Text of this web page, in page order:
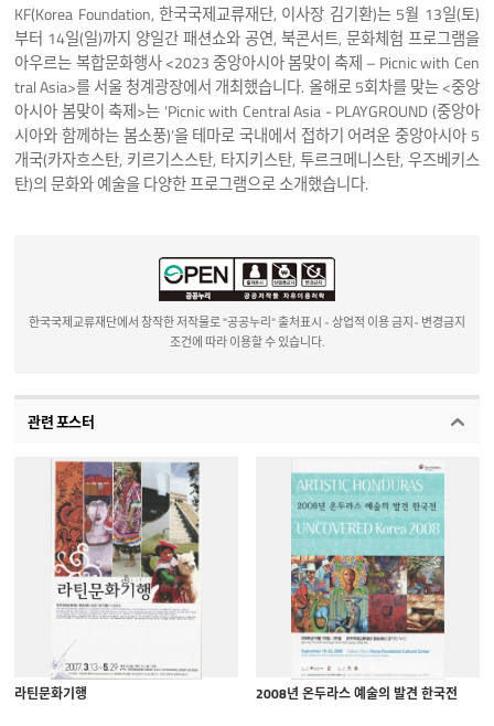
KF(Korea Foundation, 한국국제교류재단, 이사장 김기환)는 5월 13일(토)
부터 14일(일)까지 양일간 패션쇼와 공연, 북콘서트, 문화체험 프로그램을
아우르는 복합문화행사 <2023 중앙아시아 봄맞이 축제 – Picnic with Cen
tral Asia>를 서울 청계광장에서 개최했습니다. 올해로 5회차를 맞는 <중앙
아시아 봄맞이 축제>는 ‘Picnic with Central Asia - PLAYGROUND (중앙아
시아와 함께하는 봄소풍)’을 테마로 국내에서 접하기 어려운 중앙아시아 5
개국(카자흐스탄, 키르기스스탄, 타지키스탄, 투르크메니스탄, 우즈베키스
탄)의 문화와 예술을 다양한 프로그램으로 소개했습니다.
한국국제교류재단에서 창작한 저작물로 "공공누리" 출처표시 - 상업적 이용 금지- 변경금지
조건에 따라 이용할 수 있습니다.
관련 포스터
라틴문화기행 2008년 온두라스 예술의 발견 한국전